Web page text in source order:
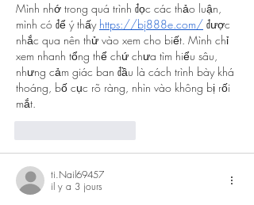
Mình nhớ trong quá trình đọc các thảo luận,
mình có để ý thấy https://bj888e.com/ được
nhắc qua nên thử vào xem cho biết. Mình chỉ
xem nhanh tổng thể chứ chưa tìm hiểu sâu,
nhưng cảm giác ban đầu là cách trình bày khá
thoáng, bố cục rõ ràng, nhìn vào không bị rối
mắt.
ti.Nail69457
il y a 3 jours